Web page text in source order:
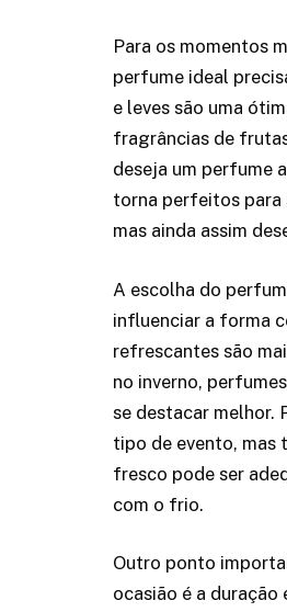
Para os momentos
perfume ideal
e leves são uma
fragrâncias de
deseja um perfume
torna perfeitos para
mas ainda assim
A escolha do
influenciar a forma
refrescantes são
no inverno,
se destacar melhor.
tipo de evento, mas
fresco pode ser
com o frio.
Outro ponto
ocasião é a